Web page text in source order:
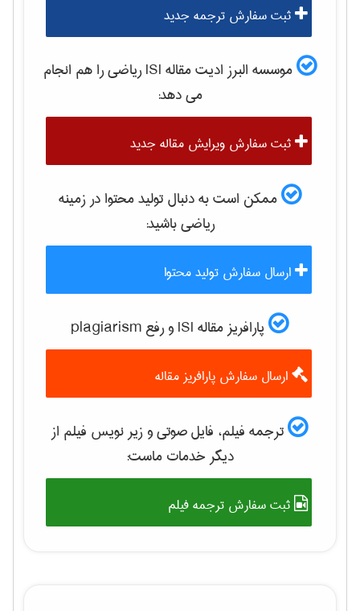
ثبت سفارش ترجمه جدید
موسسه البرز ادیت مقاله ISI رياضیرا هم انجام
می دهد:
ثبت سفارش ویرایش مقاله جدید
ممکن است به دنبال تولید محتوا در زمینه
رياضیباشید:
ارسال سفارش تولید محتوا
پارافریز مقاله ISI و رفع plagiarism
ارسال سفارش پارافریز مقاله
ترجمه فیلم، فایل صوتی و زیر نویس فیلم از
دیگر خدمات ماست:
ثبت سفارش ترجمه فیلم